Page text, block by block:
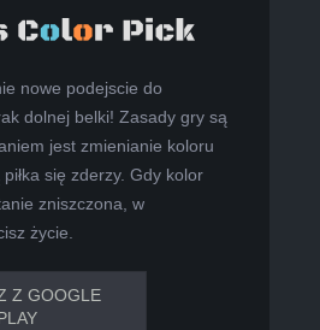
nowe podejscie do
dolnej belki! Zasady gry są
jest zmienianie koloru
piłka się zderzy. Gdy kolor
zniszczona, w
życie.
Z GOOGLE